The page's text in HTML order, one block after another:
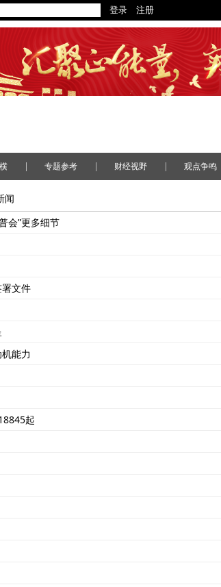
专题参考 财经视野 观点争鸣
闻
会”更多细节
文件
能力
起